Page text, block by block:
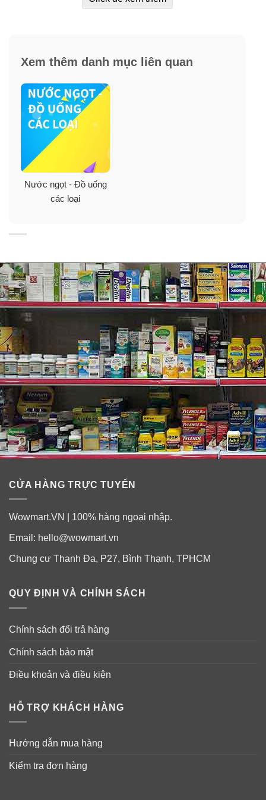
Xem thêm danh mục liên quan
Nước ngọt - Đồ uống
các loại
CỬA HÀNG TRỰC TUYẾN
Wowmart.VN | 100% hàng ngoại nhập.
Email: hello@wowmart.vn
Chung cư Thanh Đa, P27, Bình Thạnh, TPHCM
QUY ĐỊNH VÀ CHÍNH SÁCH
Chính sách đổi trả hàng
Chính sách bảo mật
Điều khoản và điều kiện
HỖ TRỢ KHÁCH HÀNG
Hướng dẫn mua hàng
Kiểm tra đơn hàng